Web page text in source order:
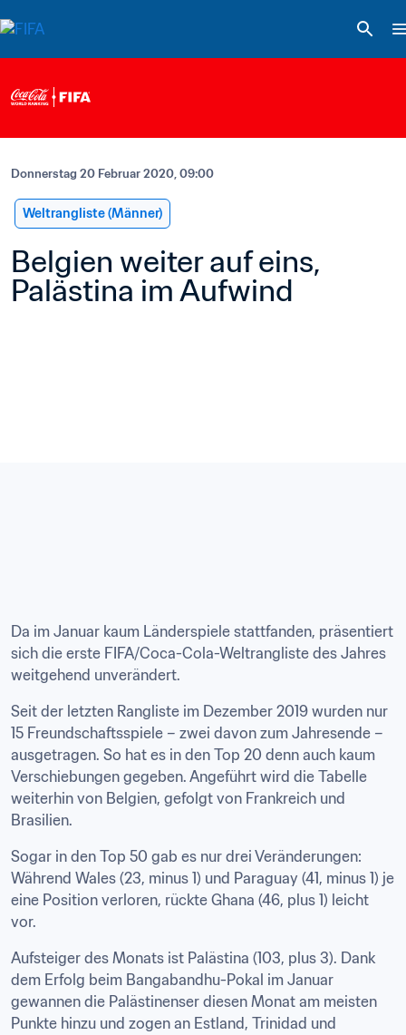
Donnerstag 20 Februar 2020, 09:00
Weltrangliste (Männer)
Belgien weiter auf eins,
Palästina im Aufwind
Da im Januar kaum Länderspiele stattfanden, präsentiert
sich die erste FIFA/Coca-Cola-Weltrangliste des Jahres
weitgehend unverändert.
Seit der letzten Rangliste im Dezember 2019 wurden nur
15 Freundschaftsspiele – zwei davon zum Jahresende –
ausgetragen. So hat es in den Top 20 denn auch kaum
Verschiebungen gegeben. Angeführt wird die Tabelle
weiterhin von Belgien, gefolgt von Frankreich und
Brasilien.
Sogar in den Top 50 gab es nur drei Veränderungen:
Während Wales (23, minus 1) und Paraguay (41, minus 1) je
eine Position verloren, rückte Ghana (46, plus 1) leicht
vor.
Aufsteiger des Monats ist Palästina (103, plus 3). Dank
dem Erfolg beim Bangabandhu-Pokal im Januar
gewannen die Palästinenser diesen Monat am meisten
Punkte hinzu und zogen an Estland, Trinidad und